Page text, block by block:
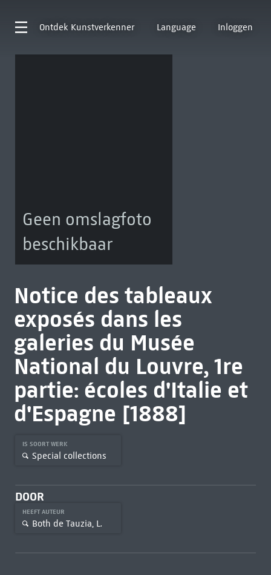
Ontdek Kunstverkenner Language Inloggen
Geen omslagfoto
beschikbaar
Notice des tableaux
exposés dans les
galeries du Musée
National du Louvre, 1re
partie: écoles d'Italie et
d'Espagne [1888]
IS SOORT WERK
Special collections
DOOR
HEEFT AUTEUR
Both de Tauzia, L.